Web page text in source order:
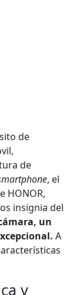
de
de
, el
HONOR,
insignia del
un
A
y